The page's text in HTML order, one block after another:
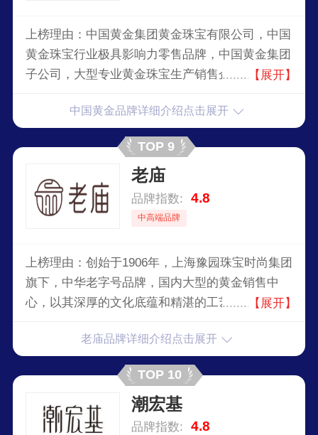
上榜理由：中国黄金集团黄金珠宝有限公司，中国
黄金珠宝行业极具影响力零售品牌，中国黄金集团
子公司，大型专业黄金珠宝生产销售企业，国内黄
【展开】
中国黄金品牌详细介绍点击展开
TOP 9
老庙
品牌指数: 4.8
中高端品牌
上榜理由：创始于1906年，上海豫园珠宝时尚集团
旗下，中华老字号品牌，国内大型的黄金销售中
心，以其深厚的文化底蕴和精湛的工艺技术，成为
金币、项链、手链、戒指、吊坠等各种款式，满足
不同消费者的需求。
【展开】
老庙品牌详细介绍点击展开
TOP 10
潮宏基
品牌指数: 4.8